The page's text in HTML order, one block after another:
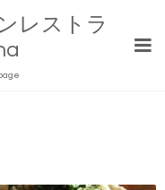
レストラ